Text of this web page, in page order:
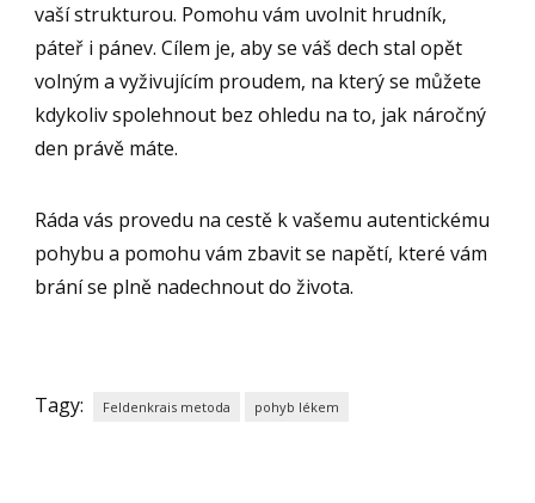
vaší strukturou. Pomohu vám uvolnit hrudník,
páteř i pánev. Cílem je, aby se váš dech stal opět
volným a vyživujícím proudem, na který se můžete
kdykoliv spolehnout bez ohledu na to, jak náročný
den právě máte.
Ráda vás provedu na cestě k vašemu autentickému
pohybu a pomohu vám zbavit se napětí, které vám
brání se plně nadechnout do života.
Tagy: Feldenkrais metoda pohyb lékem